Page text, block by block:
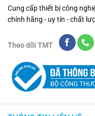
Cung cấp thiết bị công
chính hãng - uy tín - chất
Theo dõi TMT